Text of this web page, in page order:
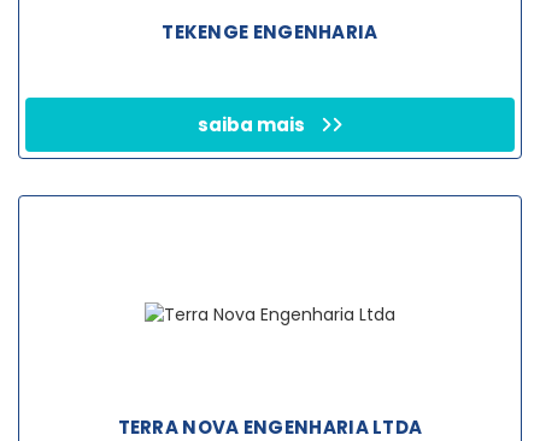
TEKENGE ENGENHARIA
saiba mais
TERRA NOVA ENGENHARIA LTDA